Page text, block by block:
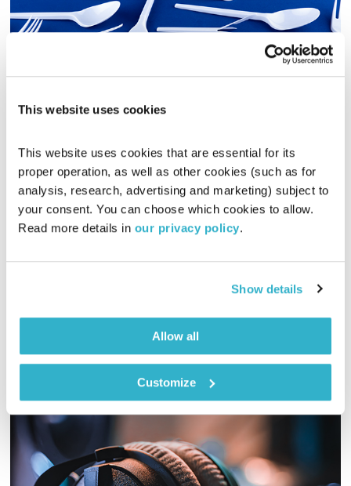
This website uses cookies
This website uses cookies that are essential for its
proper operation, as well as other cookies (such as for
analysis, research, advertising and marketing) subject to
your consent. You can choose which cookies to allow.
Read more details in our privacy policy.
Show details
Allow all
Customize
התבוננות סביבתית חברתית – 16.11.20
דליק ווליניץ
16.11.20
00:30:46
החברה והסביבה בה אנו חיים, והפעם: על תודעה ואמונה, חג
הסיגד ובפארקים בגליל העליון החלו לאסור שימוש בכלים חד